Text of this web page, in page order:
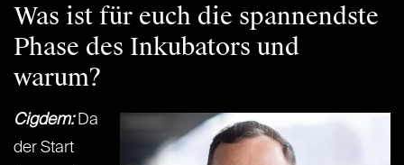
Was ist für euch die spannendste
Phase des Inkubators und
warum?
Cigdem:Da
der Start